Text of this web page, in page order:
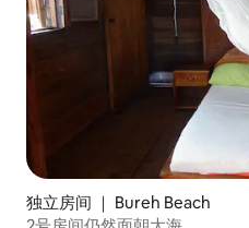
独立房间 ｜ Bureh Beach